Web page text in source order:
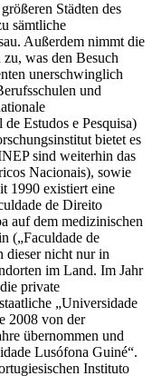
Städten des
sämtliche
Außerdem nimmt die
was den Besuch
unerschwinglich
und
Estudos e Pesquisa)
bietet es
sind weiterhin das
Nacionais), sowie
1990 existiert eine
de Direito
auf dem medizinischen
(„Faculdade de
dieser nicht nur in
im Land. Im Jahr
private
„Universidade
2008 von der
übernommen und
Lusófona Guiné“.
Instituto